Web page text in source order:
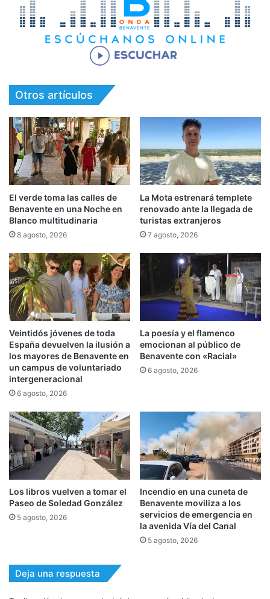
Otros artículos
El verde toma las calles de
Benavente en una Noche en
Blanco multitudinaria
8 agosto, 2026
La Mota estrenará templete
renovado ante la llegada de
turistas extranjeros
7 agosto, 2026
Veintidós jóvenes de toda
España devuelven la ilusión a
los mayores de Benavente en
un campus de voluntariado
intergeneracional
6 agosto, 2026
La poesía y el flamenco
emocionan al público de
Benavente con «Racial»
6 agosto, 2026
Los libros vuelven a tomar el
Paseo de Soledad González
5 agosto, 2026
Incendio en una cuneta de
Benavente moviliza a los
servicios de emergencia en
la avenida Vía del Canal
5 agosto, 2026
Deja una respuesta